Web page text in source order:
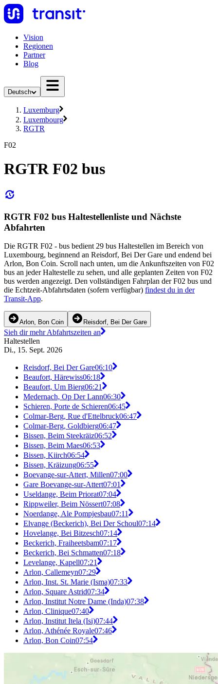
Vision
Regionen
Partner
Blog
Deutsch
Luxemburg
Luxembourg
RGTR
F02
RGTR F02 bus
RGTR F02 bus Haltestellenliste und Nächste
Abfahrten
Die RGTR F02 - bus bedient 29 bus Haltestellen im Bereich von
Luxembourg, beginnend an Reisdorf, Bei Der Gare und endend bei
Arlon, Bon Coin. Scroll nach unten, um die Ankunftszeiten von F02
bus an jeder Haltestelle zu sehen, und alle geplanten Zeiten von F02
bus werden angezeigt. Den vollständigen Fahrplan der F02 bus und
die Echtzeit-Abfahrtsdaten (sofern verfügbar) findest du in der
Transit-App.
Arlon, Bon Coin Reisdorf, Bei Der Gare
Sieh dir mehr Abfahrtszeiten an
Haltestellen
Di., 15. Sept. 2026
Reisdorf, Bei Der Gare06:10
Beaufort, Härewiss06:18
Beaufort, Um Bierg06:21
Medernach, Op Der Lann06:30
Schieren, Porte de Schieren06:45
Colmar-Berg, Rue d'Ettelbruck06:47
Colmar-Berg, Goldbierg06:47
Bissen, Beim Steekräiz06:52
Bissen, Beim Maes06:53
Bissen, Kiirch06:54
Bissen, Kräizung06:55
Boevange-sur-Attert, Millen07:00
Gare Boevange-sur-Attert07:01
Useldange, Beim Priorat07:04
Rippweiler, Beim Nössert07:08
Noerdange, Ale Pompjesbau07:11
Elvange (Beckerich), Bei Der Schoul07:14
Hovelange, Bei Bitzesch07:14
Beckerich, Fraiheetsbam07:17
Beckerich, Bei Schmatten07:18
Levelange, Kapell07:21
Arlon, Callemeyn07:29
Arlon, Inst. St. Marie (Isma)07:33
Arlon, Square Astrid07:34
Arlon, Institut Notre Dame (Inda)07:38
Arlon, Clinique07:40
Arlon, Institut Itela (Isi)07:44
Arlon, Athénée Royale07:46
Arlon, Bon Coin07:54